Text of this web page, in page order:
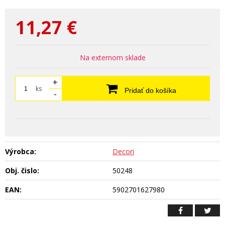
11,27 €
Na externom sklade
ks
+
-
Pridať do košíka
Výrobca:
Decori
Obj. čislo:
50248
EAN:
5902701627980